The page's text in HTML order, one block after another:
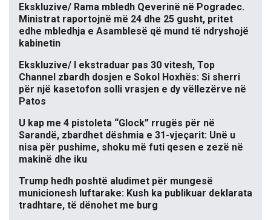
Ekskluzive/ Rama mbledh Qeverinë në Pogradec.
Ministrat raportojnë më 24 dhe 25 gusht, pritet
edhe mbledhja e Asamblesë që mund të ndryshojë
kabinetin
Ekskluzive/ I ekstraduar pas 30 vitesh, Top
Channel zbardh dosjen e Sokol Hoxhës: Si sherri
për një kasetofon solli vrasjen e dy vëllezërve në
Patos
U kap me 4 pistoleta “Glock” rrugës për në
Sarandë, zbardhet dëshmia e 31-vjeçarit: Unë u
nisa për pushime, shoku më futi qesen e zezë në
makinë dhe iku
Trump hedh poshtë aludimet për mungesë
municionesh luftarake: Kush ka publikuar deklarata
tradhtare, të dënohet me burg